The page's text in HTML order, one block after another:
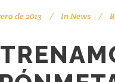
de 2013 InNews